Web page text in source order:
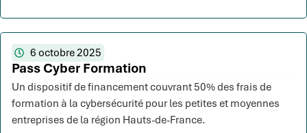
6 octobre 2025
Pass Cyber Formation
Un dispositif de financement couvrant 50% des frais de
formation à la cybersécurité pour les petites et moyennes
entreprises de la région Hauts-de-France.